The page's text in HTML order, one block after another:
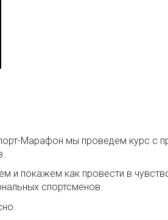
Марафон мы проведем курс с
и покажем как провести в
спортсменов.